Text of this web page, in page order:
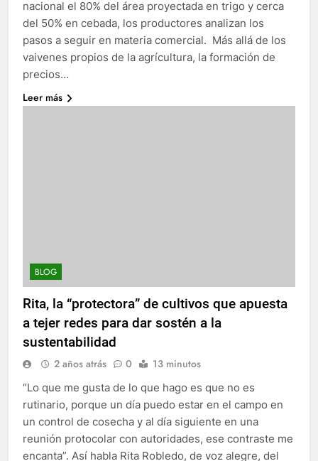
nacional el 80% del área proyectada en trigo y cerca
del 50% en cebada, los productores analizan los
pasos a seguir en materia comercial. Más allá de los
vaivenes propios de la agrícultura, la formación de
precios…
Leer más
BLOG
Rita, la “protectora” de cultivos que apuesta
a tejer redes para dar sostén a la
sustentabilidad
2 años atrás 0 13 minutos
“Lo que me gusta de lo que hago es que no es
rutinario, porque un día puedo estar en el campo en
un control de cosecha y al día siguiente en una
reunión protocolar con autoridades, ese contraste me
encanta”. Así habla Rita Robledo, de voz alegre, del